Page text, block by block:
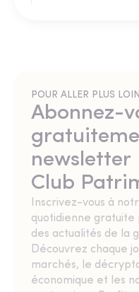
POUR ALLER PLUS LOIN
Abonnez-
newsletter
Club
Inscrivez-vous à
quotidienne gratuite
des actualités de la
Découvrez chaque
marchés, le
économique et les